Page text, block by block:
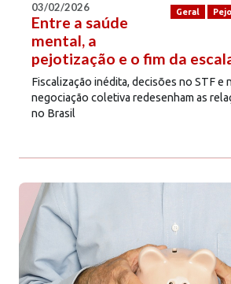
Geral
03/02/2026
Entre a saúde
mental, a
pejotização e o fim da
Fiscalização inédita, decisões no STF e
negociação coletiva redesenham as
no Brasil